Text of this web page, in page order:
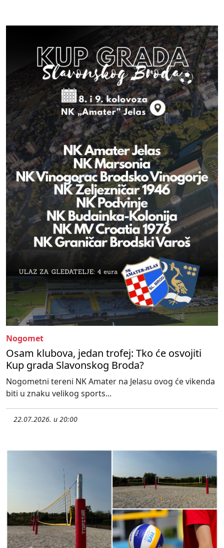
Nogomet
Osam klubova, jedan trofej: Tko će osvojiti
Kup grada Slavonskog Broda?
Nogometni tereni NK Amater na Jelasu ovog će vikenda
biti u znaku velikog sports...
22.07.2026. u 20:00